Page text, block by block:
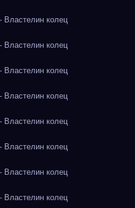
колец
колец
колец
колец
колец
колец
колец
колец